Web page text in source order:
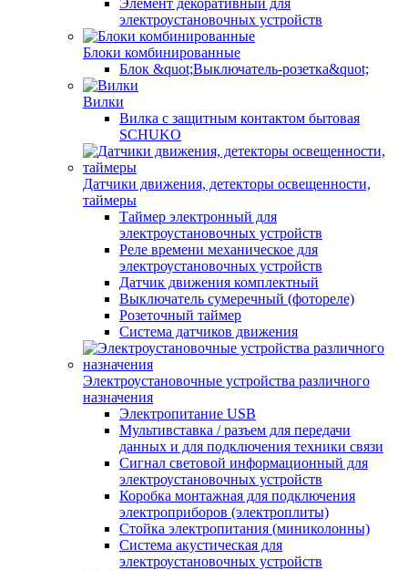
Элемент декоративный для
электроустановочных устройств
Блоки комбинированные
Блок &quot;Выключатель-розетка&quot;
Вилки
Вилка с защитным контактом бытовая
SCHUKO
Датчики движения, детекторы освещенности,
таймеры
Таймер электронный для
электроустановочных устройств
Реле времени механическое для
электроустановочных устройств
Датчик движения комплектный
Выключатель сумеречный (фотореле)
Розеточный таймер
Система датчиков движения
Электроустановочные устройства различного
назначения
Электропитание USB
Мультивставка / разъем для передачи
данных и для подключения техники связи
Сигнал световой информационный для
электроустановочных устройств
Коробка монтажная для подключения
электроприборов (электроплиты)
Стойка электропитания (миниколонны)
Система акустическая для
электроустановочных устройств